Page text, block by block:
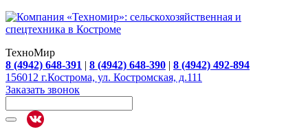
ТехноМир
8 (4942) 648-391 | 8 (4942) 648-390 | 8 (4942) 492-894
156012 г.Кострома, ул. Костромская, д.111
Заказать звонок